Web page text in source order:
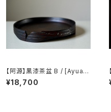
【阿源】黒漆茶盆 B / [Ayuan]
Black Lacquer Tea Tray
B
¥18,700
/ 【